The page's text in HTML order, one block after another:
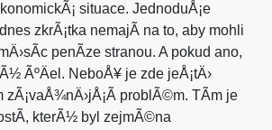
situace. JednoduÅ¡e
zkrÃ¡tka nemajÃ­ na to, aby mohli
penÃ­ze stranou. A pokud ano,
ÃºÄel. NeboÅ¥ je zde jeÅ¡tÄ›
problÃ©m. TÃ­m je
kterÃ½ byl zejmÃ©na